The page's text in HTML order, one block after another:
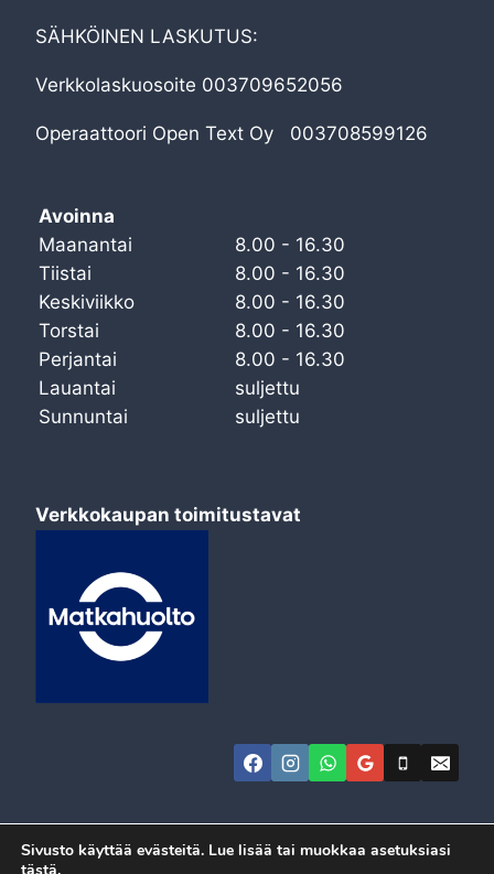
SÄHKÖINEN LASKUTUS:
Verkkolaskuosoite 003709652056
Operaattoori Open Text Oy 003708599126
Avoinna
Maanantai
8.00 - 16.30
Tiistai
8.00 - 16.30
Keskiviikko
8.00 - 16.30
Torstai
8.00 - 16.30
Perjantai
8.00 - 16.30
Lauantai
suljettu
Sunnuntai
suljettu
Verkkokaupan toimitustavat
Sivusto käyttää evästeitä. Lue lisää tai muokkaa asetuksiasi